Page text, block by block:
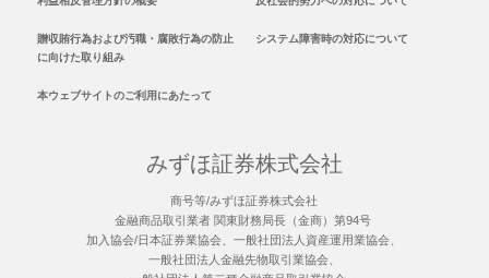
贈収賄行為および汚職・腐敗行為の防止
に向けた取り組み
システム障害時の対応について
本ウェブサイトのご利用にあたって
みずほ証券株式会社
商号等/みずほ証券株式会社
金融商品取引業者 関東財務局長（金商）第94号
加入協会/日本証券業協会、一般社団法人資産運用業協会、
一般社団法人金融先物取引業協会、